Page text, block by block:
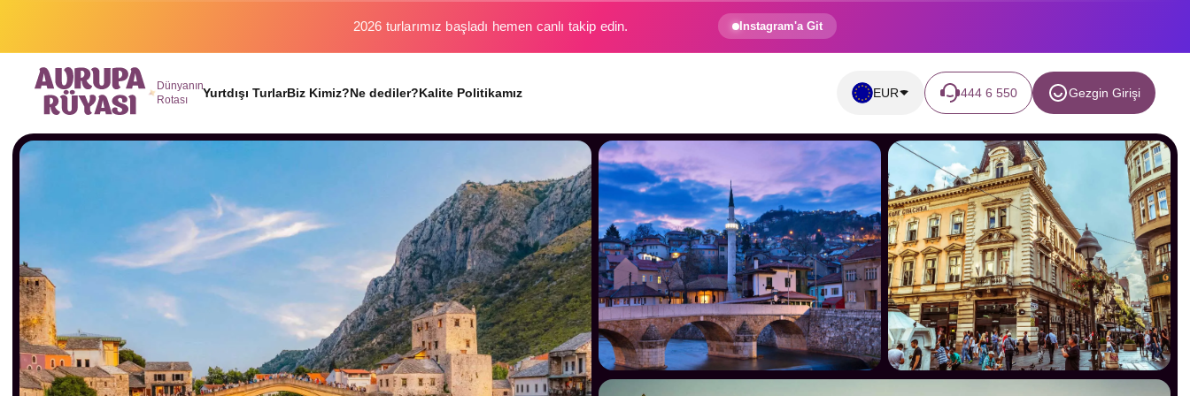
Binlerce gezginin hayali gerçek oluyor. Instagram'a Git
Dünyanın
Rotası
Yurtdışı TurlarBiz Kimiz?Ne dediler?Kalite Politikamız EUR 444 6 550 Gezgin Girişi